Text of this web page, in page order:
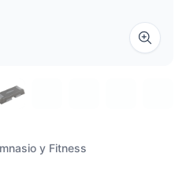
Zoom
y Fitness